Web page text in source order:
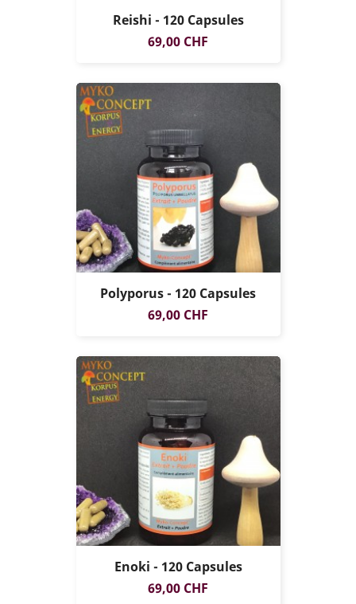
Reishi - 120 Capsules
Prix
69,00 CHF
Polyporus - 120 Capsules
Prix
69,00 CHF
Enoki - 120 Capsules
Prix
69,00 CHF